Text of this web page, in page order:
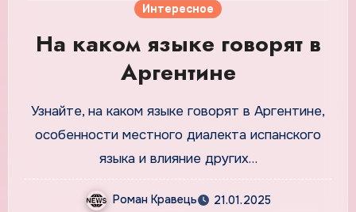
Интересное
На каком языке говорят в
Аргентине
Узнайте, на каком языке говорят в Аргентине,
особенности местного диалекта испанского
языка и влияние других…
Роман Кравець 21.01.2025